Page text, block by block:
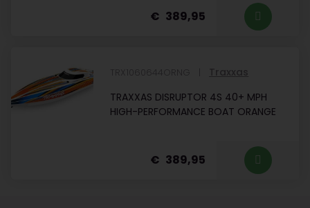
389,95
TRX1060644ORNG
Traxxas
TRAXXAS DISRUPTOR 4S 40+ MPH
HIGH-PERFORMANCE BOAT ORANGE
389,95